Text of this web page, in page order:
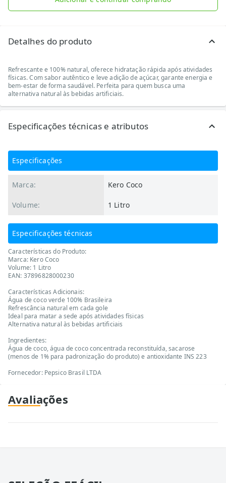
Detalhes do produto
Refrescante e 100% natural, oferece hidratação rápida após atividades
físicas. Com sabor autêntico e leve adição de açúcar, garante energia e
bem-estar de forma saudável. Perfeita para quem busca uma
alternativa natural às bebidas artificiais.
Especificações técnicas e atributos
Especificações
Marca: Kero Coco
Volume: 1 Litro
Especificações técnicas
Características do Produto:
Marca: Kero Coco
Volume: 1 Litro
EAN: 37896828000230
Características Adicionais:
Água de coco verde 100% Brasileira
Refrescância natural em cada gole
Ideal para matar a sede após atividades físicas
Alternativa natural às bebidas artificiais
Ingredientes:
Água de coco, água de coco concentrada reconstituída, sacarose
(menos de 1% para padronização do produto) e antioxidante INS 223
Fornecedor: Pepsico Brasil LTDA
Avaliações